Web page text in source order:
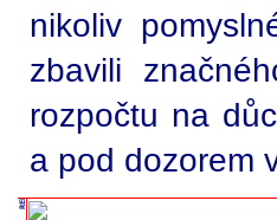
nikoliv
zbavili
rozpočtu na
a pod dozorem